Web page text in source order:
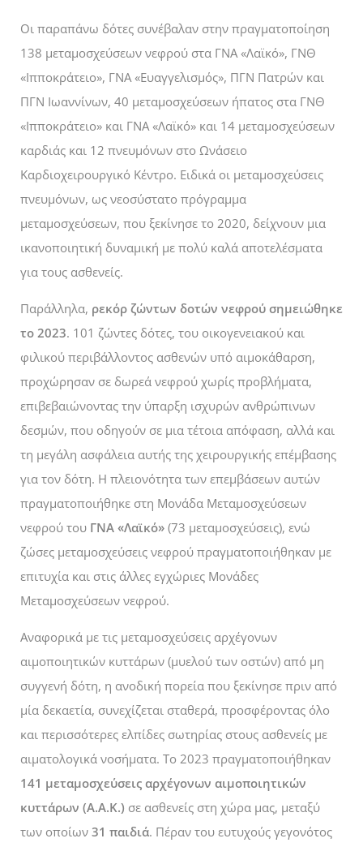
Οι παραπάνω δότες συνέβαλαν στην πραγματοποίηση
138 μεταμοσχεύσεων νεφρού στα ΓΝΑ «Λαϊκό», ΓΝΘ
«Ιπποκράτειο», ΓΝΑ «Ευαγγελισμός», ΠΓΝ Πατρών και
ΠΓΝ Ιωαννίνων, 40 μεταμοσχεύσεων ήπατος στα ΓΝΘ
«Ιπποκράτειο» και ΓΝΑ «Λαϊκό» και 14 μεταμοσχεύσεων
καρδιάς και 12 πνευμόνων στο Ωνάσειο
Καρδιοχειρουργικό Κέντρο. Ειδικά οι μεταμοσχεύσεις
πνευμόνων, ως νεοσύστατο πρόγραμμα
μεταμοσχεύσεων, που ξεκίνησε το 2020, δείχνουν μια
ικανοποιητική δυναμική με πολύ καλά αποτελέσματα
για τους ασθενείς.
Παράλληλα, ρεκόρ ζώντων δοτών νεφρού σημειώθηκε
το 2023. 101 ζώντες δότες, του οικογενειακού και
φιλικού περιβάλλοντος ασθενών υπό αιμοκάθαρση,
προχώρησαν σε δωρεά νεφρού χωρίς προβλήματα,
επιβεβαιώνοντας την ύπαρξη ισχυρών ανθρώπινων
δεσμών, που οδηγούν σε μια τέτοια απόφαση, αλλά και
τη μεγάλη ασφάλεια αυτής της χειρουργικής επέμβασης
για τον δότη. Η πλειονότητα των επεμβάσεων αυτών
πραγματοποιήθηκε στη Μονάδα Μεταμοσχεύσεων
νεφρού του ΓΝΑ «Λαϊκό» (73 μεταμοσχεύσεις), ενώ
ζώσες μεταμοσχεύσεις νεφρού πραγματοποιήθηκαν με
επιτυχία και στις άλλες εγχώριες Μονάδες
Μεταμοσχεύσεων νεφρού.
Αναφορικά με τις μεταμοσχεύσεις αρχέγονων
αιμοποιητικών κυττάρων (μυελού των οστών) από μη
συγγενή δότη, η ανοδική πορεία που ξεκίνησε πριν από
μία δεκαετία, συνεχίζεται σταθερά, προσφέροντας όλο
και περισσότερες ελπίδες σωτηρίας στους ασθενείς με
αιματολογικά νοσήματα. Το 2023 πραγματοποιήθηκαν
141 μεταμοσχεύσεις αρχέγονων αιμοποιητικών
κυττάρων (Α.Α.Κ.) σε ασθενείς στη χώρα μας, μεταξύ
των οποίων 31 παιδιά. Πέραν του ευτυχούς γεγονότος